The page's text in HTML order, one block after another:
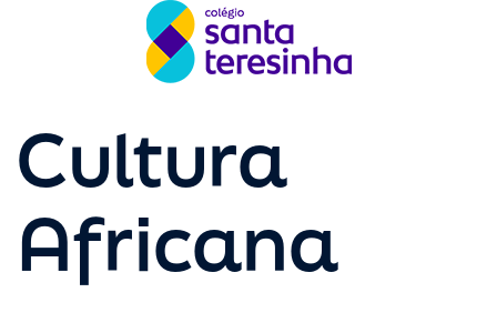
Cultura
Africana